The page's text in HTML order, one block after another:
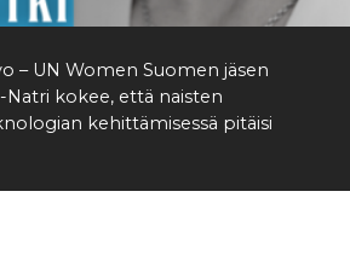
– UN Women Suomen jäsen
kokee, että naisten
kehittämisessä pitäisi